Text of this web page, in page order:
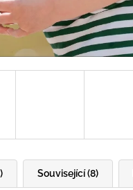
Související (8)